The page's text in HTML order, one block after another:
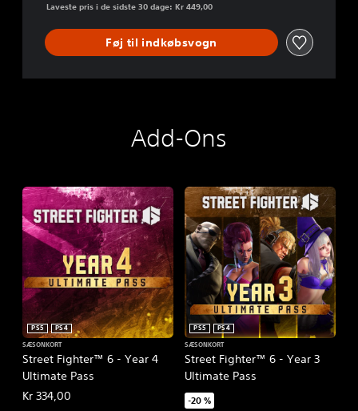
r
o
Laveste pris i de sidste 30 dage: Kr 449,00
Føj til indkøbsvogn
Add-Ons
Street Fighter™ 6 - Year 4
Ultimate Pass
PS5
PS4
SÆSONKORT
Kr 334,00
Street Fighter™ 6 - Year 3
Ultimate Pass
PS5
PS4
SÆSONKORT
-20 %